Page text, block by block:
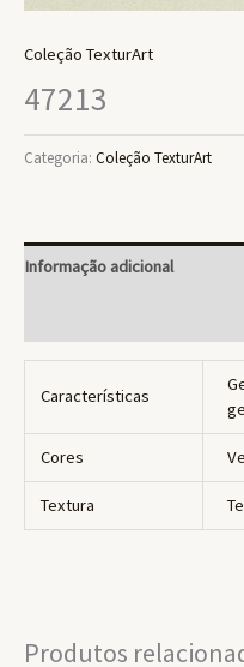
Coleção TexturArt
47213
Categoria: Coleção TexturArt
Informação adicional
Características
Cores
Textura
Produtos